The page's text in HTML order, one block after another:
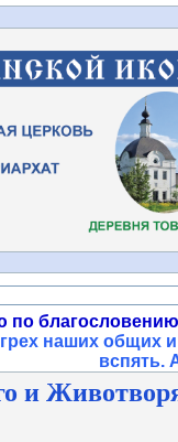
по
наших общих
вспять.
и